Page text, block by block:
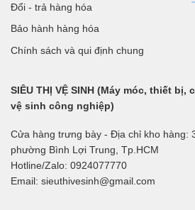
Đổi - trả hàng hóa
Bảo hành hàng hóa
Chính sách và qui định chung
SIÊU THỊ VỆ SINH (Máy móc, thiết
vệ sinh công nghiệp)
Cửa hàng trưng bày - Địa chỉ kho hàng:
phường Bình Lợi Trung, Tp.HCM
Hotline/Zalo: 0924077770
Email: sieuthivesinh@gmail.com